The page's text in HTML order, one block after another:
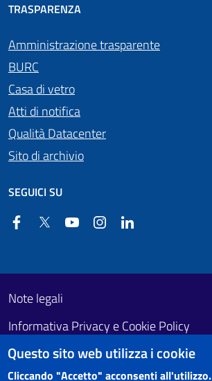
TRASPARENZA
Amministrazione trasparente
BURC
Casa di vetro
Atti di notifica
Qualità Datacenter
Sito di archivio
SEGUICI SU
FacebookTwitter YouTube Instagram
Footer First
Useful links section
Note legali
Informativa Privacy e Cookie Policy
Obiettivi di accessibilità
Questo sito web utilizza i cookie
Cliccando "Accetto" acconsenti all'utilizzo.